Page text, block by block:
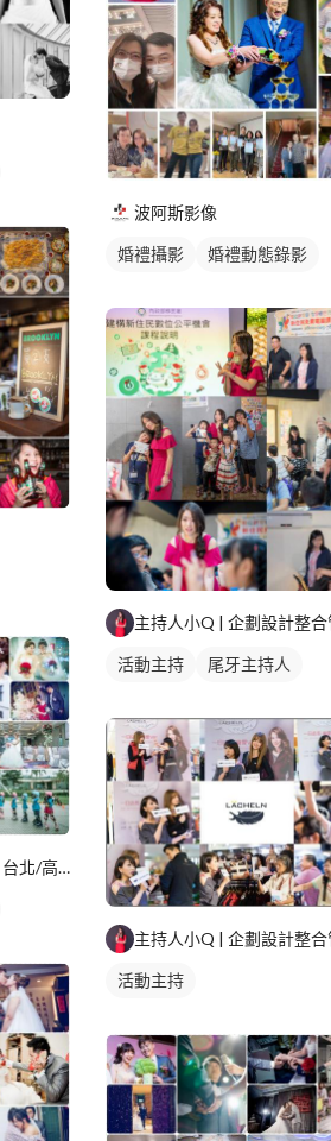
Jerry (天使皇后攝影造型) 台北/高雄
波阿斯影像
婚禮攝影 婚禮動態錄影
主持人小Q | 企劃設計整合
活動主持 尾牙主持人
主持人小Q | 企劃設計整合
活動主持